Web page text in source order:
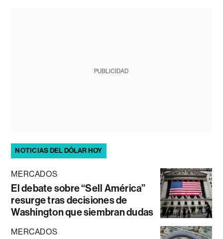
PUBLICIDAD
NOTICIAS DEL DÓLAR HOY
MERCADOS
El debate sobre “Sell América”
resurge tras decisiones de
Washington que siembran dudas
MERCADOS